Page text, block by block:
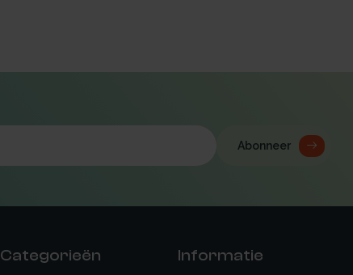
Abonneer
Categorieën Informatie